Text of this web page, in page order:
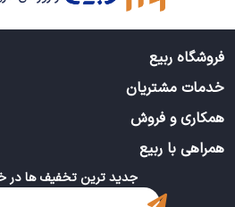
فروشگاه ربیع
خدمات مشتریان
همکاری و فروش
همراهی با ربیع
جدید ترین تخفیف ها در